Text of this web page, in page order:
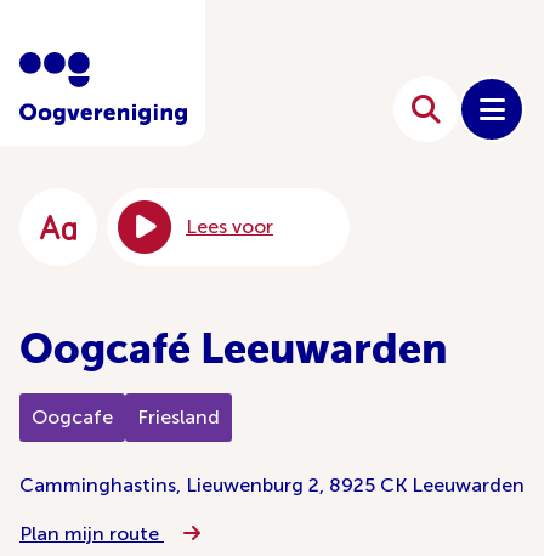
Lees voor
Oogcafé Leeuwarden
Oogcafe Friesland
Camminghastins, Lieuwenburg 2, 8925 CK Leeuwarden
Plan mijn route